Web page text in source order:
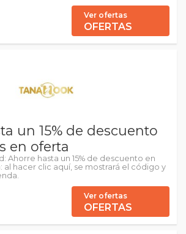
Ver ofertas
OFERTAS
un 15% de descuento
en oferta
Ahorre hasta un 15% de descuento en
al hacer clic aquí, se mostrará el código y
Ver ofertas
OFERTAS